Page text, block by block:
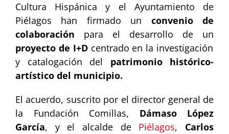
Cultura Hispánica y el Ayuntamiento de
Piélagos han firmado un convenio de
colaboración para el desarrollo de un
proyecto de I+Dcentrado en la investigación
y catalogación del patrimonio histórico-
artístico del municipio.
El acuerdo, suscrito por el director general de
la Fundación Comillas, Dámaso López
García, y el alcalde de Piélagos, Carlos